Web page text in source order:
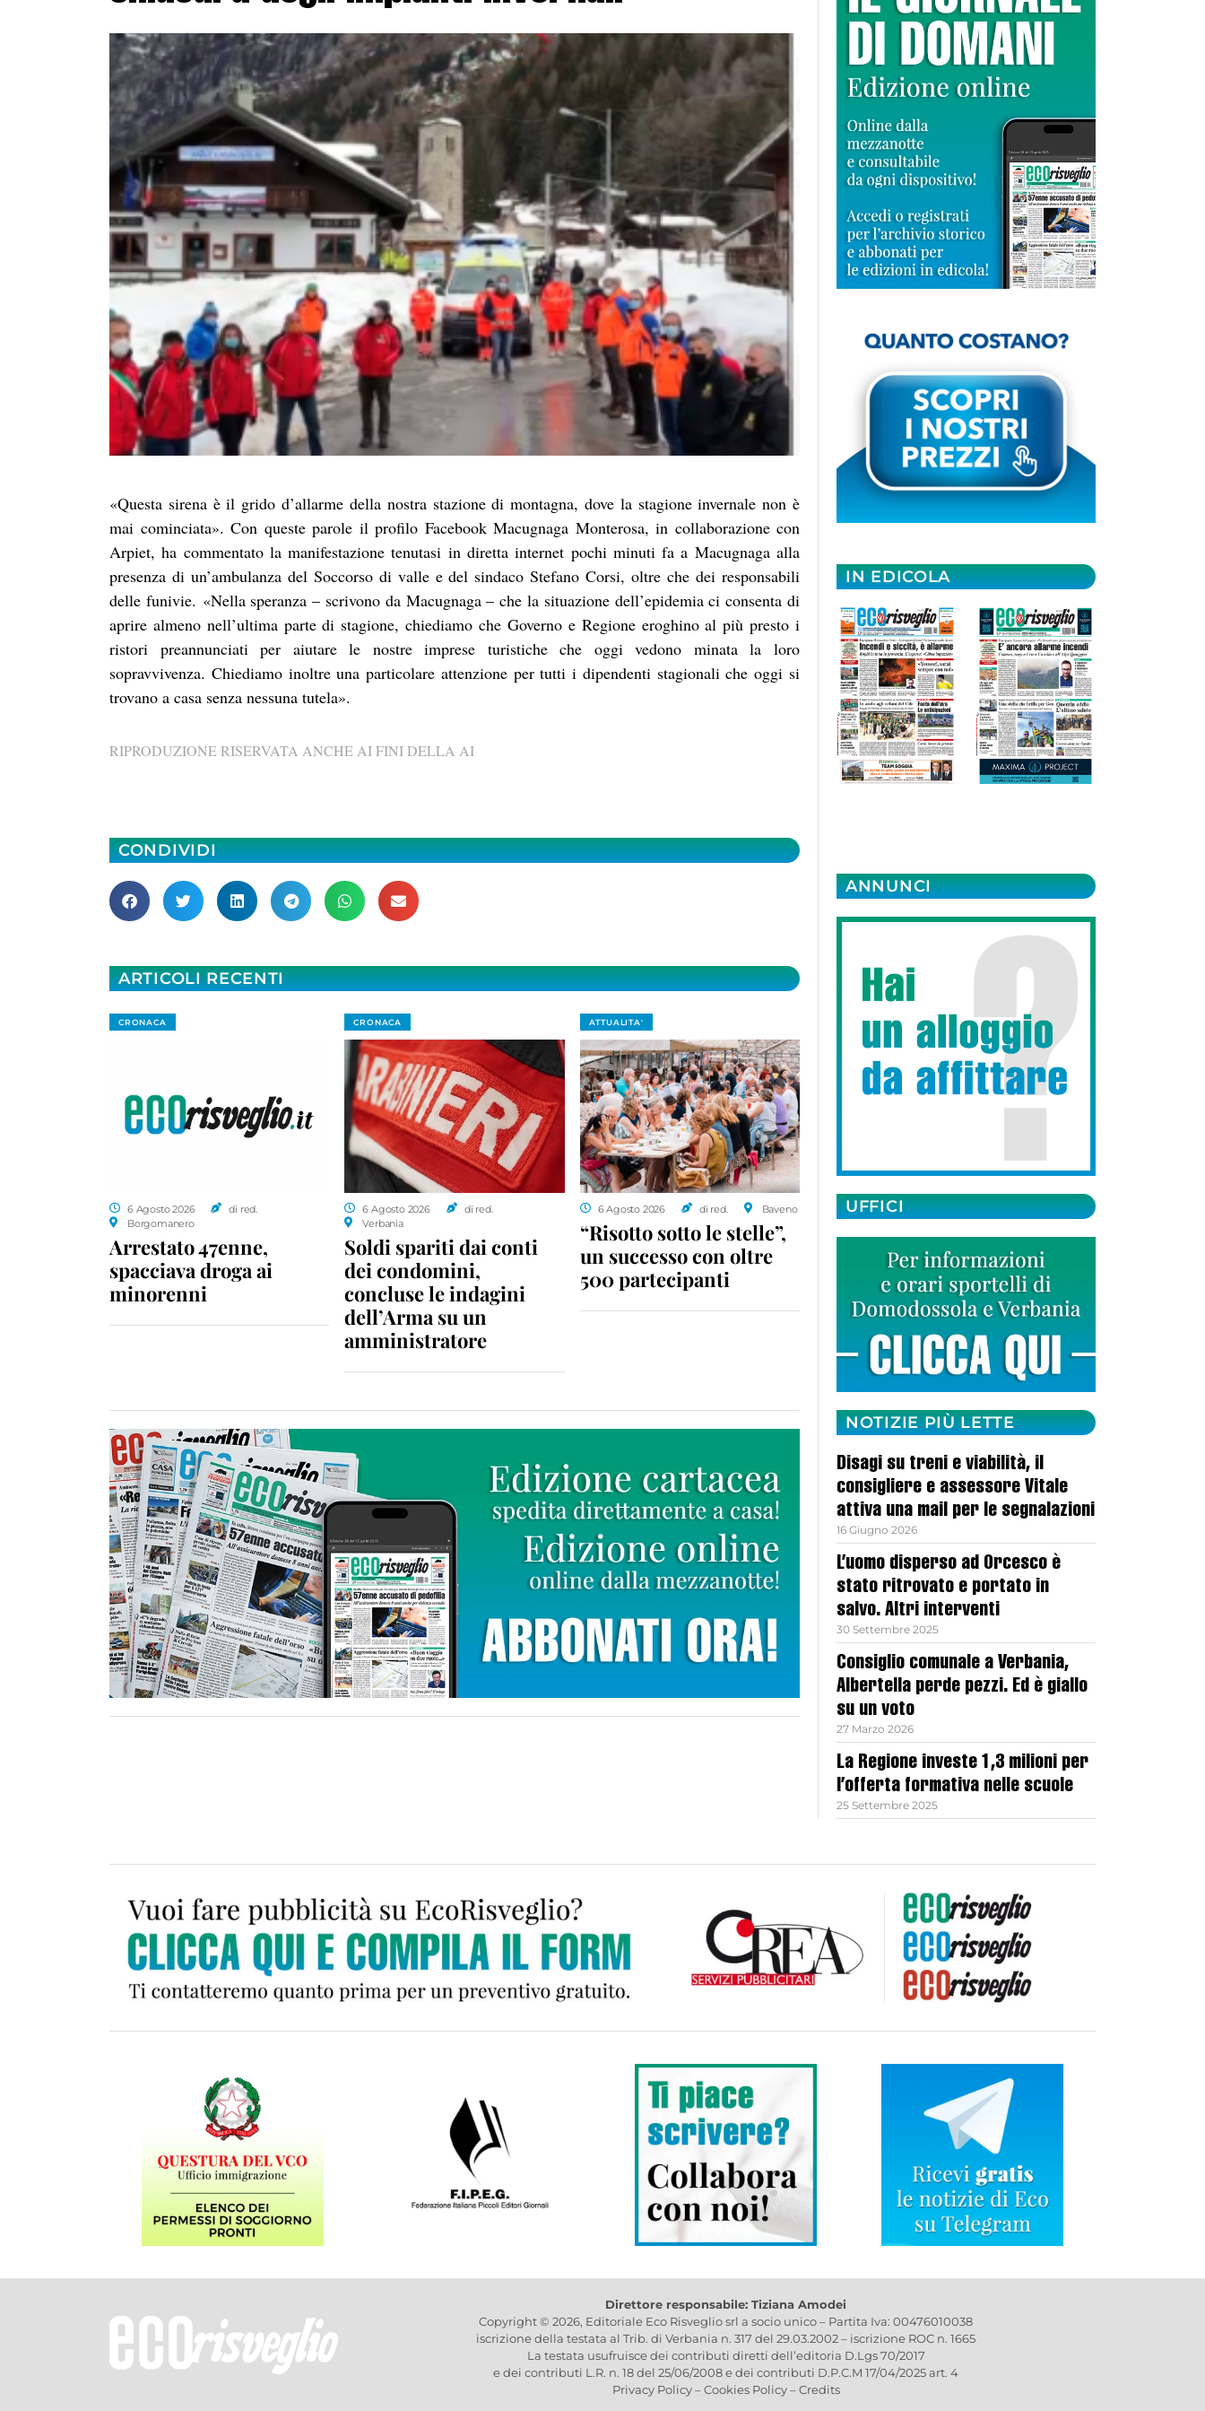
«Questa sirena è il grido d’allarme della nostra stazione di montagna, dove la stagione invernale non è
mai cominciata». Con queste parole il profilo Facebook Macugnaga Monterosa, in collaborazione con
Arpiet, ha commentato la manifestazione tenutasi in diretta internet pochi minuti fa a Macugnaga alla
presenza di un’ambulanza del Soccorso di valle e del sindaco Stefano Corsi, oltre che dei responsabili
delle funivie. «Nella speranza – scrivono da Macugnaga – che la situazione dell’epidemia ci consenta di
aprire almeno nell’ultima parte di stagione, chiediamo che Governo e Regione eroghino al più presto i
ristori preannunciati per aiutare le nostre imprese turistiche che oggi vedono minata la loro
sopravvivenza. Chiediamo inoltre una particolare attenzione per tutti i dipendenti stagionali che oggi si
trovano a casa senza nessuna tutela».
RIPRODUZIONE RISERVATA ANCHE AI FINI DELLA AI
CONDIVIDI
ARTICOLI RECENTI
CRONACA
6 Agosto 2026
di red.
Borgomanero
Arrestato 47enne,
spacciava droga ai
minorenni
CRONACA
6 Agosto 2026
di red.
Verbania
Soldi spariti dai conti
dei condomini,
concluse le indagini
dell’Arma su un
amministratore
ATTUALITA'
6 Agosto 2026 di red. Baveno
“Risotto sotto le stelle”,
un successo con oltre
500 partecipanti
IN EDICOLA
ANNUNCI
UFFICI
NOTIZIE PIÙ LETTE
Disagi su treni e viabilità, il
consigliere e assessore Vitale
attiva una mail per le segnalazioni
16 Giugno 2026
L’uomo disperso ad Orcesco è
stato ritrovato e portato in
salvo. Altri interventi
30 Settembre 2025
Consiglio comunale a Verbania,
Albertella perde pezzi. Ed è giallo
su un voto
27 Marzo 2026
La Regione investe 1,3 milioni per
l’offerta formativa nelle scuole
25 Settembre 2025
Direttore responsabile: Tiziana Amodei
Copyright © 2026, Editoriale Eco Risveglio srl a socio unico – Partita Iva: 00476010038
iscrizione della testata al Trib. di Verbania n. 317 del 29.03.2002 – iscrizione ROC n. 1665
La testata usufruisce dei contributi diretti dell’editoria D.Lgs 70/2017
e dei contributi L.R. n. 18 del 25/06/2008 e dei contributi D.P.C.M 17/04/2025 art. 4
Privacy Policy–Cookies Policy–Credits